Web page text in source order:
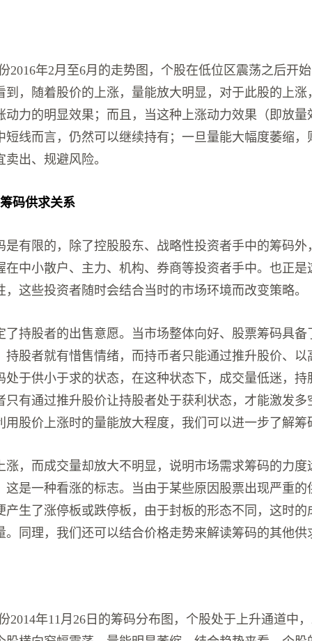
2016年2月至6月的走势图，个股在低位区震荡之后开
到，随着股价的上涨，量能放大明显，对于此股的上涨
动力的明显效果；而且，当这种上涨动力效果（即放量
短线而言，仍然可以继续持有；一旦量能大幅度萎缩，
出、规避风险。
码供求关系
是有限的，除了控股股东、战略性投资者手中的筹码外
在中小散户、主力、机构、券商等投资者手中。也正是
，这些投资者随时会结合当时的市场环境而改变策略。
了持股者的出售意愿。当市场整体向好、股票筹码具备
持股者就有惜售情绪，而持币者只能通过推升股价、以
处于供小于求的状态，在这种状态下，成交量低迷，持
只有通过推升股价让持股者处于获利状态，才能激发多
用股价上涨时的量能放大程度，我们可以进一步了解筹
涨，而成交量却放大不明显，说明市场需求筹码的力度
这是一种看涨的标志。当由于某些原因股票出现严重的
产生了涨停板或跌停板，由于封板的形态不同，这时的
。同理，我们还可以结合价格走势来解读筹码的其他供
2014年11月26日的筹码分布图，个股处于上升通道中，